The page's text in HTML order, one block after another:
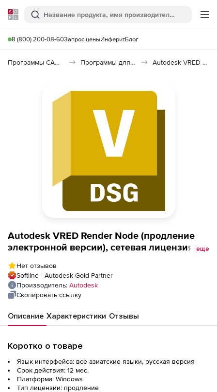
Softline
Поиск
8 (800) 200-08-60Запрос ценыИнферитБлог
Программы САПР и ГИС Программы для дизайна, визуализации и анимации Autodesk VRED Design
Autodesk VRED Render Node (продление
электронной версии), сетевая лицензия на
еще
Нет отзывов
Softline - Autodesk Gold Partner
Производитель: Autodesk
Скопировать ссылку
Описание Характеристики Отзывы
Коротко о товаре
Язык интерфейса: все азиатские языки, русская версия
Срок действия: 12 мес.
Платформа: Windows
Тип лицензии: продление